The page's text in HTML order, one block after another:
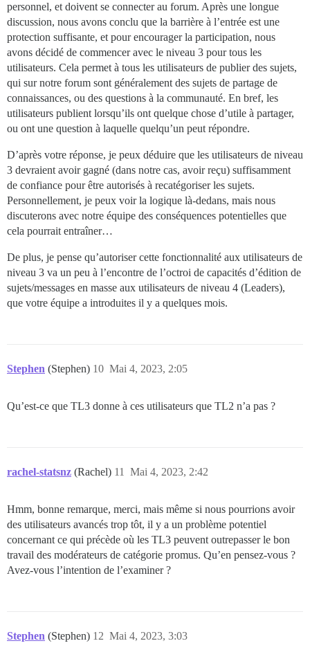
personnel, et doivent se connecter au forum. Après une longue
discussion, nous avons conclu que la barrière à l’entrée est une
protection suffisante, et pour encourager la participation, nous
avons décidé de commencer avec le niveau 3 pour tous les
utilisateurs. Cela permet à tous les utilisateurs de publier des sujets,
qui sur notre forum sont généralement des sujets de partage de
connaissances, ou des questions à la communauté. En bref, les
utilisateurs publient lorsqu’ils ont quelque chose d’utile à partager,
ou ont une question à laquelle quelqu’un peut répondre.
D’après votre réponse, je peux déduire que les utilisateurs de niveau
3 devraient avoir gagné (dans notre cas, avoir reçu) suffisamment
de confiance pour être autorisés à recatégoriser les sujets.
Personnellement, je peux voir la logique là-dedans, mais nous
discuterons avec notre équipe des conséquences potentielles que
cela pourrait entraîner…
De plus, je pense qu’autoriser cette fonctionnalité aux utilisateurs de
niveau 3 va un peu à l’encontre de l’octroi de capacités d’édition de
sujets/messages en masse aux utilisateurs de niveau 4 (Leaders),
que votre équipe a introduites il y a quelques mois.
Stephen (Stephen) Mai 4, 2023, 2:05
10
Qu’est-ce que TL3 donne à ces utilisateurs que TL2 n’a pas ?
rachel-statsnz (Rachel) Mai 4, 2023, 2:42
11
Hmm, bonne remarque, merci, mais même si nous pourrions avoir
des utilisateurs avancés trop tôt, il y a un problème potentiel
concernant ce qui précède où les TL3 peuvent outrepasser le bon
travail des modérateurs de catégorie promus. Qu’en pensez-vous ?
Avez-vous l’intention de l’examiner ?
Stephen (Stephen) Mai 4, 2023, 3:03
12